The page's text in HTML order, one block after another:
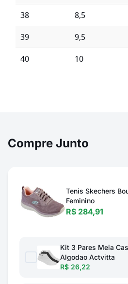
38 8,5
39 9,5
40 10
Compre Junto
Tenis Skechers
Feminino
R$ 284,91
Kit 3 Pares Meia
Algodao Actvitta
R$ 26,22